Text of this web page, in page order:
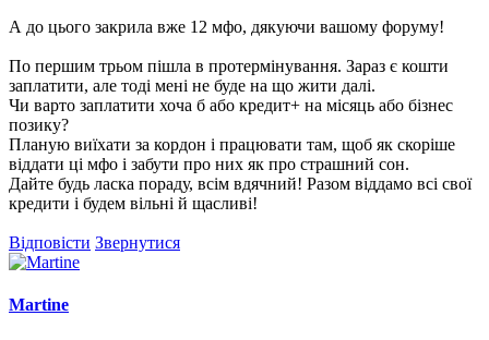
А до цього закрила вже 12 мфо, дякуючи вашому форуму!
По першим трьом пішла в протермінування. Зараз є кошти
заплатити, але тоді мені не буде на що жити далі.
Чи варто заплатити хоча б або кредит+ на місяць або бізнес
позику?
Планую виїхати за кордон і працювати там, щоб як скоріше
віддати ці мфо і забути про них як про страшний сон.
Дайте будь ласка пораду, всім вдячний! Разом віддамо всі свої
кредити і будем вільні й щасливі!
Відповісти Звернутися
Martine